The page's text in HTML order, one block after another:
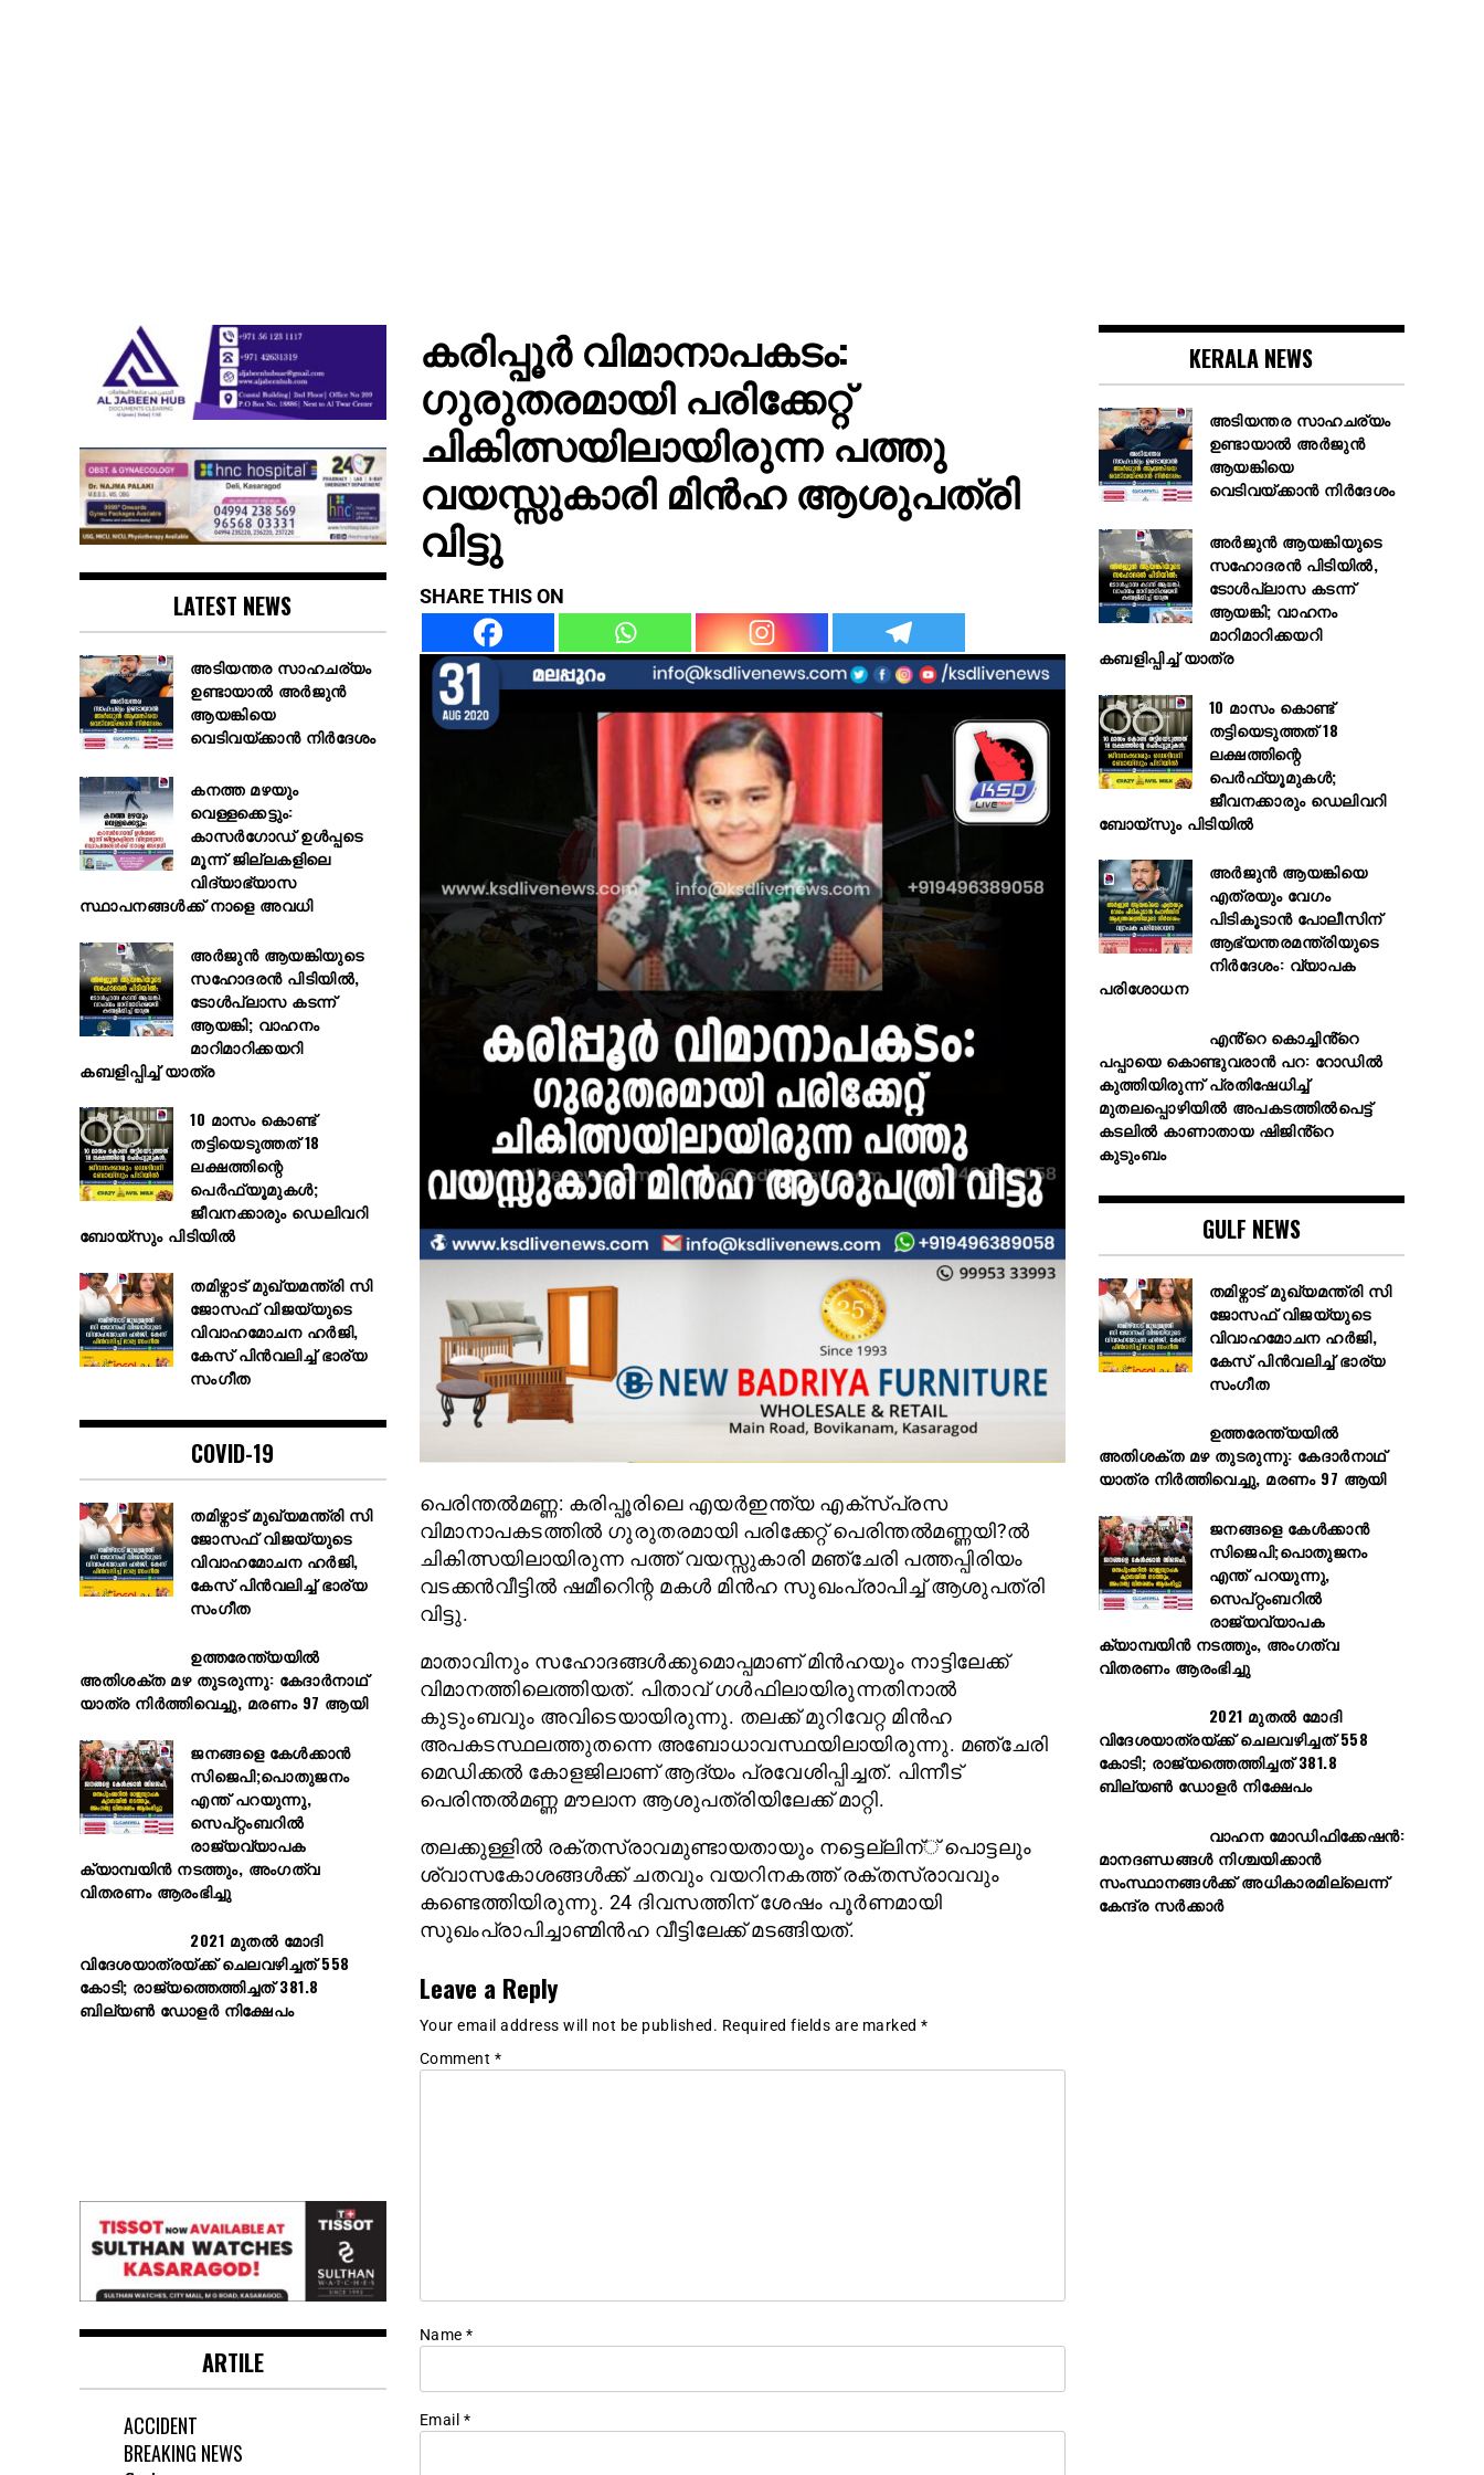
കരിപ്പൂര്‍ വിമാനാപകടം:
ഗുരുതരമായി പരിക്കേറ്റ്
ചികിത്സയിലായിരുന്ന പത്തു
വയസ്സുകാരി മിന്‍ഹ ആശുപത്രി
വിട്ടു
SHARE THIS ON
പെരിന്തല്‍മണ്ണ: കരിപ്പൂരിലെ എയര്‍ഇന്ത്യ എക്‌സ്പ്രസ
വിമാനാപകടത്തില്‍ ഗുരുതരമായി പരിക്കേറ്റ് പെരിന്തല്‍മണ്ണയി?ല്‍
ചികിത്സയിലായിരുന്ന പത്ത് വയസ്സുകാരി മഞ്ചേരി പത്തപ്പിരിയം
വടക്കന്‍വീട്ടില്‍ ഷമീറിെന്റ മകള്‍ മിന്‍ഹ സുഖംപ്രാപിച്ച് ആശുപത്രി
വിട്ടു.
മാതാവിനും സഹോദങ്ങള്‍ക്കുമൊപ്പമാണ് മിന്‍ഹയും നാട്ടിലേക്ക്
വിമാനത്തിലെത്തിയത്. പിതാവ് ഗള്‍ഫിലായിരുന്നതിനാല്‍
കുടുംബവും അവിടെയായിരുന്നു. തലക്ക് മുറിവേറ്റ മിന്‍ഹ
അപകടസ്ഥലത്തുതന്നെ അബോധാവസ്ഥയിലായിരുന്നു. മഞ്ചേരി
മെഡിക്കല്‍ കോളജിലാണ് ആദ്യം പ്രവേശിപ്പിച്ചത്. പിന്നീട്
പെരിന്തല്‍മണ്ണ മൗലാന ആശുപത്രിയിലേക്ക് മാറ്റി.
തലക്കുള്ളില്‍ രക്തസ്രാവമുണ്ടായതായും നട്ടെല്ലിന്് പൊട്ടലും
ശ്വാസകോശങ്ങള്‍ക്ക് ചതവും വയറിനകത്ത് രക്തസ്രാവവും
കണ്ടെത്തിയിരുന്നു. 24 ദിവസത്തിന് ശേഷം പൂര്‍ണമായി
സുഖംപ്രാപിച്ചാണ്മിന്‍ഹ വീട്ടിലേക്ക് മടങ്ങിയത്.
Leave a Reply
Your email address will not be published. Required fields are marked *
Comment *
Name *
Email *
LATEST NEWS
അടിയന്തര സാഹചര്യം
ഉണ്ടായാല്‍ അര്‍ജുന്‍
ആയങ്കിയെ
വെടിവയ്ക്കാന്‍ നിര്‍ദേശം
കനത്ത മഴയും
വെള്ളക്കെട്ടും:
കാസർഗോഡ് ഉൾപ്പടെ
മൂന്ന്‌ ജില്ലകളിലെ
വിദ്യാഭ്യാസ
സ്ഥാപനങ്ങള്‍ക്ക് നാളെ അവധി
അർജുൻ ആയങ്കിയുടെ
സഹോദരൻ പിടിയിൽ,
ടോൾപ്ലാസ കടന്ന്
ആയങ്കി; വാഹനം
മാറിമാറിക്കയറി
കബളിപ്പിച്ച് യാത്ര
10 മാസം കൊണ്ട്
തട്ടിയെടുത്തത് 18
ലക്ഷത്തിന്റെ
പെർഫ്യൂമുകൾ;
ജീവനക്കാരും ഡെലിവറി
ബോയ്സും പിടിയിൽ
തമിഴ്നാട് മുഖ്യമന്ത്രി സി
ജോസഫ് വിജയ്‌യുടെ
വിവാഹമോചന ഹർജി,
കേസ് പിൻവലിച്ച് ഭാര്യ
സംഗീത
COVID-19
തമിഴ്നാട് മുഖ്യമന്ത്രി സി
ജോസഫ് വിജയ്‌യുടെ
വിവാഹമോചന ഹർജി,
കേസ് പിൻവലിച്ച് ഭാര്യ
സംഗീത
ഉത്തരേന്ത്യയിൽ
അതിശക്ത മഴ തുടരുന്നു: കേദാർനാഥ്
യാത്ര നിർത്തിവെച്ചു, മരണം 97 ആയി
ജനങ്ങളെ കേൾക്കാൻ
സിജെപി;പൊതുജനം
എന്ത് പറയുന്നു,
സെപ്റ്റംബറിൽ
രാജ്യവ്യാപക
ക്യാമ്പയിൻ നടത്തും, അംഗത്വ
വിതരണം ആരംഭിച്ചു
2021 മുതൽ മോദി
വിദേശയാത്രയ്ക്ക് ചെലവഴിച്ചത് 558
കോടി; രാജ്യത്തെത്തിച്ചത് 381.8
ബില്യൺ ഡോളർ നിക്ഷേപം
ARTILE
ACCIDENT
BREAKING NEWS
KERALA NEWS
അടിയന്തര സാഹചര്യം
ഉണ്ടായാല്‍ അര്‍ജുന്‍
ആയങ്കിയെ
വെടിവയ്ക്കാന്‍ നിര്‍ദേശം
അർജുൻ ആയങ്കിയുടെ
സഹോദരൻ പിടിയിൽ,
ടോൾപ്ലാസ കടന്ന്
ആയങ്കി; വാഹനം
മാറിമാറിക്കയറി
കബളിപ്പിച്ച് യാത്ര
10 മാസം കൊണ്ട്
തട്ടിയെടുത്തത് 18
ലക്ഷത്തിന്റെ
പെർഫ്യൂമുകൾ;
ജീവനക്കാരും ഡെലിവറി
ബോയ്സും പിടിയിൽ
അര്‍ജുന്‍ ആയങ്കിയെ
എത്രയും വേഗം
പിടികൂടാന്‍ പോലീസിന്
ആഭ്യന്തരമന്ത്രിയുടെ
നിര്‍ദേശം: വ്യാപക
പരിശോധന
എൻ്റെ കൊച്ചിൻ്റെ
പപ്പായെ കൊണ്ടുവരാന്‍ പറ: റോഡില്‍
കുത്തിയിരുന്ന് പ്രതിഷേധിച്ച്
മുതലപ്പൊഴിയില്‍ അപകടത്തില്‍പെട്ട്
കടലില്‍ കാണാതായ ഷിജിൻ്റെ
കുടുംബം
GULF NEWS
തമിഴ്നാട് മുഖ്യമന്ത്രി സി
ജോസഫ് വിജയ്‌യുടെ
വിവാഹമോചന ഹർജി,
കേസ് പിൻവലിച്ച് ഭാര്യ
സംഗീത
ഉത്തരേന്ത്യയിൽ
അതിശക്ത മഴ തുടരുന്നു: കേദാർനാഥ്
യാത്ര നിർത്തിവെച്ചു, മരണം 97 ആയി
ജനങ്ങളെ കേൾക്കാൻ
സിജെപി;പൊതുജനം
എന്ത് പറയുന്നു,
സെപ്റ്റംബറിൽ
രാജ്യവ്യാപക
ക്യാമ്പയിൻ നടത്തും, അംഗത്വ
വിതരണം ആരംഭിച്ചു
2021 മുതൽ മോദി
വിദേശയാത്രയ്ക്ക് ചെലവഴിച്ചത് 558
കോടി; രാജ്യത്തെത്തിച്ചത് 381.8
ബില്യൺ ഡോളർ നിക്ഷേപം
വാഹന മോഡിഫിക്കേഷൻ:
മാനദണ്ഡങ്ങൾ നിശ്ചയിക്കാൻ
സംസ്ഥാനങ്ങൾക്ക് അധികാരമില്ലെന്ന്
കേന്ദ്ര സർക്കാർ